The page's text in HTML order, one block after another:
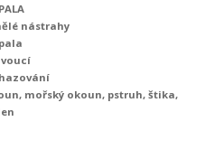
nástrahy
mořský okoun, pstruh, štika,